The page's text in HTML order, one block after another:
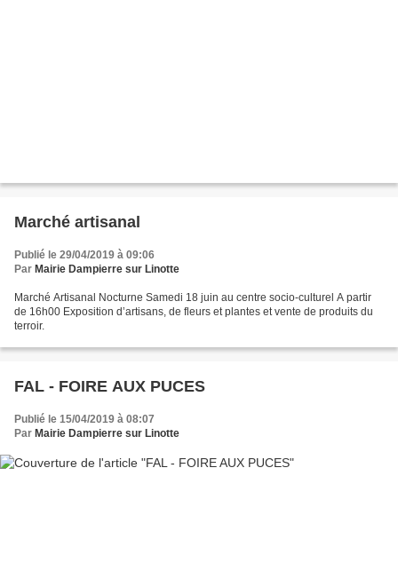
Marché artisanal
Publié le 29/04/2019 à 09:06
Par Mairie Dampierre sur Linotte
Marché Artisanal Nocturne Samedi 18 juin au centre socio-culturel A partir
de 16h00 Exposition d’artisans, de fleurs et plantes et vente de produits du
terroir.
FAL - FOIRE AUX PUCES
Publié le 15/04/2019 à 08:07
Par Mairie Dampierre sur Linotte